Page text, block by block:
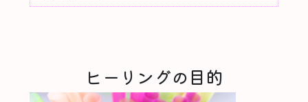
ヒーリングの目的